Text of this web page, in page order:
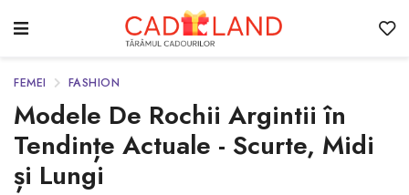
FEMEI FASHION
Modele De Rochii Argintii în
Tendințe Actuale - Scurte, Midi
și Lungi